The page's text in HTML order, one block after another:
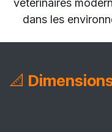
vétérinaires
dans les
📐